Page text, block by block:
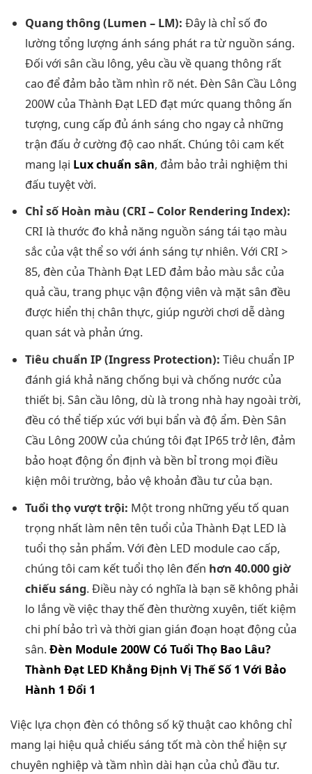
Quang thông (Lumen – LM): Đây là chỉ số đo
lường tổng lượng ánh sáng phát ra từ nguồn sáng.
Đối với sân cầu lông, yêu cầu về quang thông rất
cao để đảm bảo tầm nhìn rõ nét. Đèn Sân Cầu Lông
200W của Thành Đạt LED đạt mức quang thông ấn
tượng, cung cấp đủ ánh sáng cho ngay cả những
trận đấu ở cường độ cao nhất. Chúng tôi cam kết
mang lại Lux chuẩn sân, đảm bảo trải nghiệm thi
đấu tuyệt vời.
Chỉ số Hoàn màu (CRI – Color Rendering Index):
CRI là thước đo khả năng nguồn sáng tái tạo màu
sắc của vật thể so với ánh sáng tự nhiên. Với CRI >
85, đèn của Thành Đạt LED đảm bảo màu sắc của
quả cầu, trang phục vận động viên và mặt sân đều
được hiển thị chân thực, giúp người chơi dễ dàng
quan sát và phản ứng.
Tiêu chuẩn IP (Ingress Protection): Tiêu chuẩn IP
đánh giá khả năng chống bụi và chống nước của
thiết bị. Sân cầu lông, dù là trong nhà hay ngoài trời,
đều có thể tiếp xúc với bụi bẩn và độ ẩm. Đèn Sân
Cầu Lông 200W của chúng tôi đạt IP65 trở lên, đảm
bảo hoạt động ổn định và bền bỉ trong mọi điều
kiện môi trường, bảo vệ khoản đầu tư của bạn.
Tuổi thọ vượt trội: Một trong những yếu tố quan
trọng nhất làm nên tên tuổi của Thành Đạt LED là
tuổi thọ sản phẩm. Với đèn LED module cao cấp,
chúng tôi cam kết tuổi thọ lên đến hơn 40.000 giờ
chiếu sáng. Điều này có nghĩa là bạn sẽ không phải
lo lắng về việc thay thế đèn thường xuyên, tiết kiệm
chi phí bảo trì và thời gian gián đoạn hoạt động của
sân.Đèn Module 200W Có Tuổi Thọ Bao Lâu?
Thành Đạt LED Khẳng Định Vị Thế Số 1 Với Bảo
Hành 1 Đổi 1
Việc lựa chọn đèn có thông số kỹ thuật cao không chỉ
mang lại hiệu quả chiếu sáng tốt mà còn thể hiện sự
chuyên nghiệp và tầm nhìn dài hạn của chủ đầu tư.